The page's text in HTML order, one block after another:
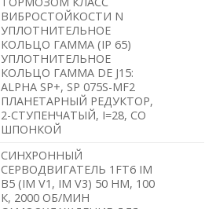
ВИБРОСТОЙКОСТИ N
УПЛОТНИТЕЛЬНОЕ
КОЛЬЦО ГАММА (IP 65)
УПЛОТНИТЕЛЬНОЕ
КОЛЬЦО ГАММА DE J15:
ALPHA SP+, SP 075S-MF2
ПЛАНЕТАРНЫЙ РЕДУКТОР,
2-СТУПЕНЧАТЫЙ, I=28, СО
ШПОНКОЙ
СИНХРОННЫЙ
СЕРВОДВИГАТЕЛЬ 1FT6 IM
B5 (IM V1, IM V3) 50 HM, 100
К, 2000 ОБ/МИН